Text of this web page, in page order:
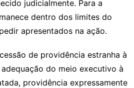
judicialmente. Para a
dentro dos limites do
apresentados na ação.
de providência estranha à
do meio executivo à
providência expressamente